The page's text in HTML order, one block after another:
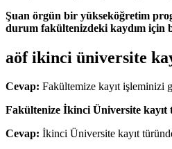
Şuan örgün bir yükseköğretim
durum fakültenizdeki kaydım için
aöf ikinci üniversite
Cevap: Fakültemize kayıt işleminizi
Fakültenize İkinci Üniversite kayıt
Cevap: İkinci Üniversite kayıt